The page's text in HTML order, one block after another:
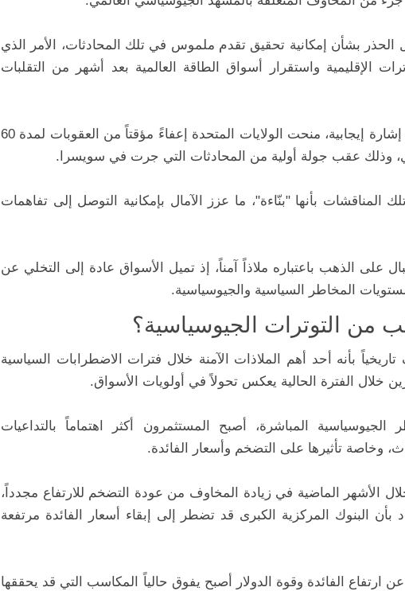
الحذر بشأن إمكانية تحقيق تقدم ملموس في تلك المحادثات، الأمر الذي
الإقليمية واستقرار أسواق الطاقة العالمية بعد أشهر من التقلبات
وفي خطوة اعتبرها المستثمرون إشارة إيجابية، منحت الولايات المتحدة إعفاءً مؤقتاً من العقوبات لمدة 60
وذلك عقب جولة أولية من المحادثات التي جرت في سويسرا.
بأنها "بنّاءة"، ما عزز الآمال بإمكانية التوصل إلى تفاهمات
على الذهب باعتباره ملاذاً آمناً، إذ تميل الأسواق عادة إلى التخلي عن
المخاطر السياسية والجيوسياسية.
من التوترات الجيوسياسية؟
بأنه أحد أهم الملاذات الآمنة خلال فترات الاضطرابات السياسية
خلال الفترة الحالية يعكس تحولاً في أولويات الأسواق.
المباشرة، أصبح المستثمرون أكثر اهتماماً بالتداعيات
وخاصة تأثيرها على التضخم وأسعار الفائدة.
الأشهر الماضية في زيادة المخاوف من عودة التضخم للارتفاع مجدداً،
بأن البنوك المركزية الكبرى قد تضطر إلى إبقاء أسعار الفائدة مرتفعة
عن ارتفاع الفائدة وقوة الدولار أصبح يفوق حالياً المكاسب التي قد يحققها